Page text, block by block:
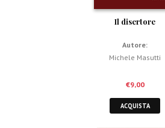
Il disertore
Autore:
Michele Masutti
€9,00
ACQUISTA